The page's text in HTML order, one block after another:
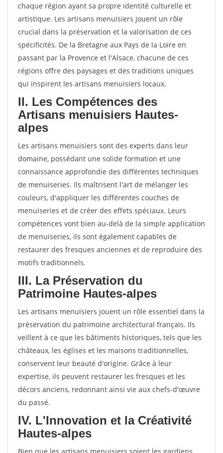
chaque région ayant sa propre identité culturelle et
artistique. Les artisans menuisiers jouent un rôle
crucial dans la préservation et la valorisation de ces
spécificités. De la Bretagne aux Pays de la Loire en
passant par la Provence et l'Alsace, chacune de ces
régions offre des paysages et des traditions uniques
qui inspirent les artisans menuisiers locaux.
II. Les Compétences des
Artisans menuisiers Hautes-
alpes
Les artisans menuisiers sont des experts dans leur
domaine, possédant une solide formation et une
connaissance approfondie des différentes techniques
de menuiseries. Ils maîtrisent l'art de mélanger les
couleurs, d'appliquer les différentes couches de
menuiseries et de créer des effets spéciaux. Leurs
compétences vont bien au-delà de la simple application
de menuiseries, ils sont également capables de
restaurer des fresques anciennes et de reproduire des
motifs traditionnels.
III. La Préservation du
Patrimoine Hautes-alpes
Les artisans menuisiers jouent un rôle essentiel dans la
préservation du patrimoine architectural français. Ils
veillent à ce que les bâtiments historiques, tels que les
châteaux, les églises et les maisons traditionnelles,
conservent leur beauté d'origine. Grâce à leur
expertise, ils peuvent restaurer les fresques et les
décors anciens, redonnant ainsi vie aux chefs-d'œuvre
du passé.
IV. L'Innovation et la Créativité
Hautes-alpes